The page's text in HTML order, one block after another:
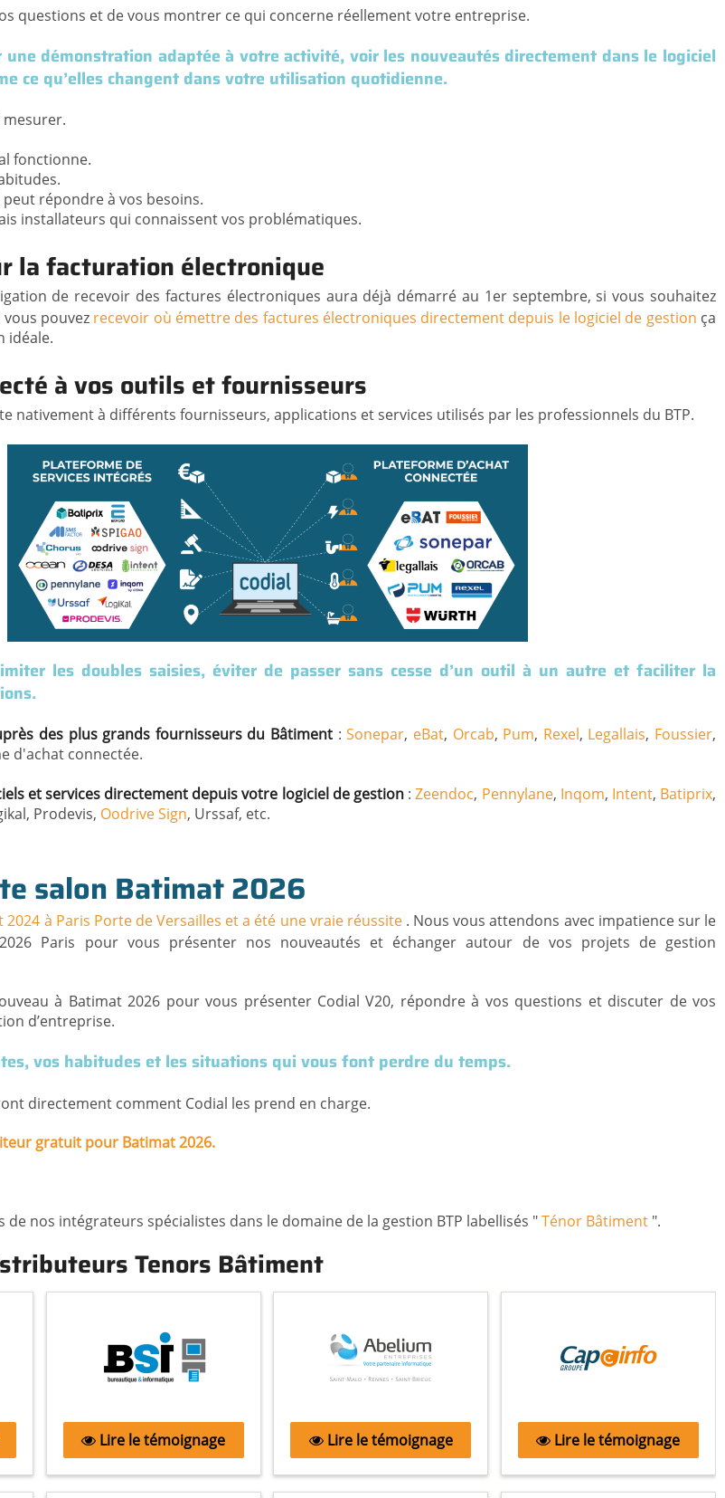
questions et de vous montrer ce qui concerne réellement votre entreprise.
une démonstration adaptée à votre activité, voir les nouveautés directement dans le logiciel
ce qu’elles changent dans votre utilisation quotidienne.
mesurer.
fonctionne.
répondre à vos besoins.
installateurs qui connaissent vos problématiques.
la facturation électronique
de recevoir des factures électroniques aura déjà démarré au 1er septembre, si vous souhaitez
pouvez recevoir où émettre des factures électroniques directement depuis le logiciel de gestion ça
idéale.
à vos outils et fournisseurs
nativement à différents fournisseurs, applications et services utilisés par les professionnels du BTP.
les doubles saisies, éviter de passer sans cesse d’un outil à un autre et faciliter la
des plus grands fournisseurs du Bâtiment :Sonepar, eBat, Orcab, Pum, Rexel, Legallais, Foussier,
d'achat connectée.
et services directement depuis votre logiciel de gestion:Zeendoc, Pennylane, Inqom, Intent, Batiprix,
Prodevis, Oodrive Sign, Urssaf, etc.
salon Batimat 2026
2024 à Paris Porte de Versailles et a été une vraie réussite. Nous vous attendons avec impatience sur le
Paris pour vous présenter nos nouveautés et échanger autour de vos projets de gestion
à Batimat 2026 pour vous présenter Codial V20, répondre à vos questions et discuter de vos
d’entreprise.
vos habitudes et les situations qui vous font perdre du temps.
directement comment Codial les prend en charge.
gratuit pour Batimat 2026.
de nos intégrateurs spécialistes dans le domaine de la gestion BTP labellisés "Ténor Bâtiment ".
Tenors Bâtiment
Lire le témoignage Lire le témoignage Lire le témoignage